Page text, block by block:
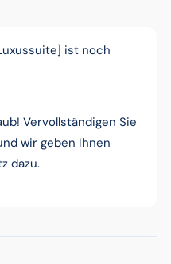
ist noch
Vervollständigen Sie
wir geben Ihnen
dazu.